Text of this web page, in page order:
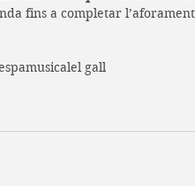
fins a completar
musicalel gall